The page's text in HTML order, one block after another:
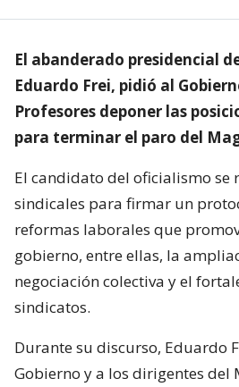
El abanderado presidencial
Eduardo Frei, pidió al
Profesores deponer las
para terminar el paro del
El candidato del oficialismo se
sindicales para firmar un
reformas laborales que
gobierno, entre ellas, la
negociación colectiva y el
sindicatos.
Durante su discurso, Eduardo
Gobierno y a los dirigentes del